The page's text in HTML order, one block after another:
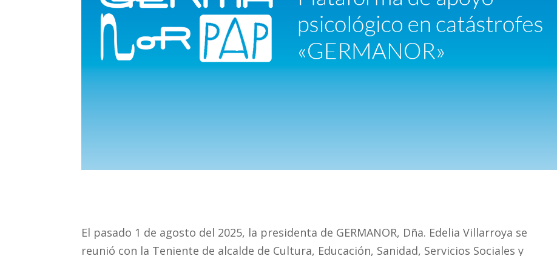
El pasado 1 de agosto del 2025, la presidenta de GERMANOR, Dña. Edelia Villarroya se
reunió con la Teniente de alcalde de Cultura, Educación, Sanidad, Servicios Sociales y